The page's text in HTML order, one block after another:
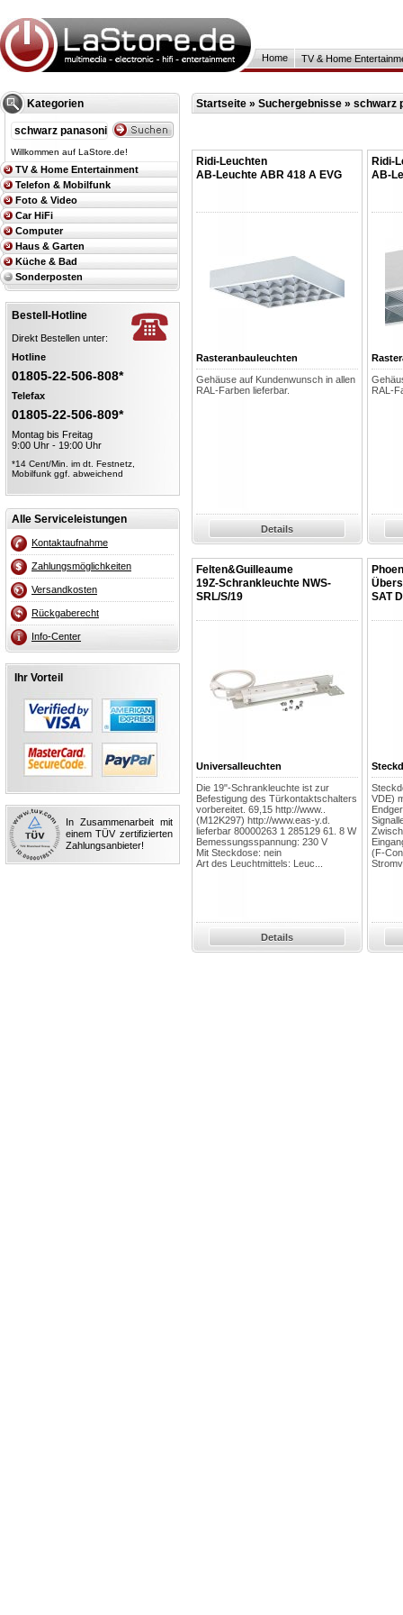
Home TV & Home
Kategorien
Willkommen auf LaStore.de!
TV & Home Entertainment
Telefon & Mobilfunk
Foto & Video
Car HiFi
Computer
Haus & Garten
Küche & Bad
Sonderposten
Bestell-Hotline
Direkt Bestellen unter:
Hotline
01805-22-506-808*
Telefax
01805-22-506-809*
Montag bis Freitag
9:00 Uhr - 19:00 Uhr
*14 Cent/Min. im dt. Festnetz,
Mobilfunk ggf. abweichend
Alle Serviceleistungen
Kontaktaufnahme
Zahlungsmöglichkeiten
Versandkosten
Rückgaberecht
Info-Center
Ihr Vorteil
In Zusammenarbeit mit
einem TÜV zertifizierten
Zahlungsanbieter!
Startseite » Suchergebnisse » schwarz
Ridi-Leuchten
AB-Leuchte ABR 418 A EVG
Rasteranbauleuchten
Gehäuse auf Kundenwunsch in allen
RAL-Farben lieferbar.
Details
Ridi-
AB-
RAL-
Felten&Guilleaume
19Z-Schrankleuchte NWS-
SRL/S/19
Universalleuchten
Die 19"-Schrankleuchte ist zur
Befestigung des Türkontaktschalters
vorbereitet. 69,15 http://www..
(M12K297) http://www.eas-y.d.
lieferbar 80000263 1 285129 61. 8 W
Bemessungsspannung: 230 V
Mit Steckdose: nein
Art des Leuchtmittels: Leuc...
Details
SAT
VDE)
(F-